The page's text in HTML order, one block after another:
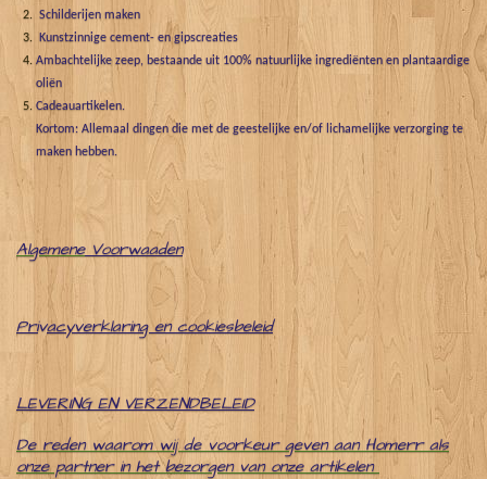
Schilderijen maken
Kunstzinnige cement- en gipscreaties
Ambachtelijke zeep, bestaande uit 100% natuurlijke ingrediënten en plantaardige
oliën
Cadeauartikelen.
Kortom: Allemaal dingen die met de geestelijke en/of lichamelijke verzorging te
maken hebben.
Algemene Voorwaaden
Privacyverklaring en cookiesbeleid
LEVERING EN VERZENDBELEID
De reden waarom wij de voorkeur geven aan Homerr als
onze partner in het bezorgen van onze artikelen